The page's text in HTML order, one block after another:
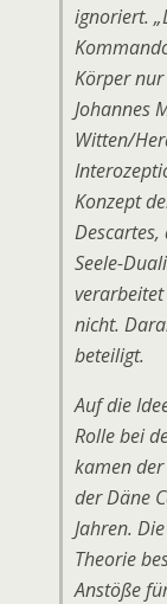
ignoriert.
Körper
Johannes
Witten/
Konzept
Seele-
nicht.
beteiligt.
Auf die
Rolle bei
kamen
der Däne
Jahren.
Theorie
Anstöße